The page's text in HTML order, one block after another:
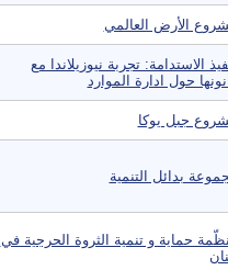
الأرض العالمي
الاستدامة: تجربة نيوزيلاندا مع
حول ادارة الموارد
جبل يوكا
بدائل التنمية
حماية و تنمية الثروة الحرجية في